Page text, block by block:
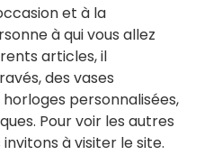
et à la
à qui vous allez
articles, il
des vases
personnalisées,
Pour voir les autres
à visiter le site.